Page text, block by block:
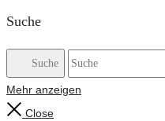
Suche
Suche
Mehr anzeigen
Close